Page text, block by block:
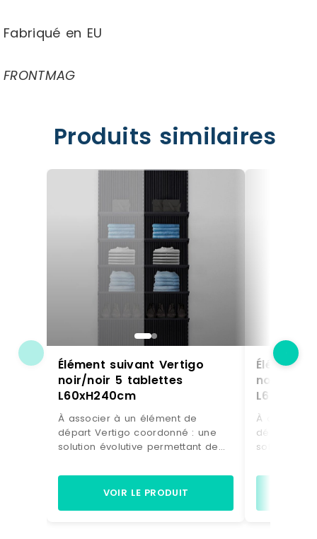
Fabriqué en EU
FRONTMAG
Produits similaires
Élément suivant Vertigo
noir/noir 5 tablettes
L60xH240cm
À associer à un élément de
départ Vertigo coordonné : une
solution évolutive permettant de
muraleSe fixe directement sur la
structure initiale : pour une pose
VOIR LE PRODUIT
Élément
noir/noir
À associer
départ
solution
muraleSe